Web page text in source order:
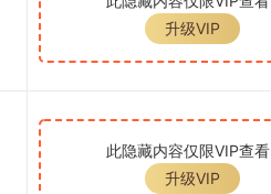
升级VIP
此隐藏内容仅限VIP查看
升级VIP